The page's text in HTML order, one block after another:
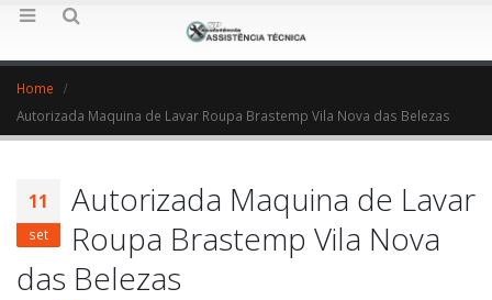
Home
Autorizada Maquina de Lavar Roupa Brastemp Vila Nova das Belezas
11
set
Autorizada Maquina de Lavar
Roupa Brastemp Vila Nova
das Belezas